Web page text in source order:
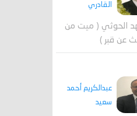
القادري
الحوثي ( ميت من
عن قبر )
عبدالكريم أحمد
سعيد